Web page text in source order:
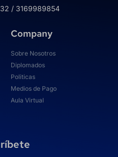
/ 3169989854
Company
Sobre Nosotros
Diplomados
Politicas
Medios de Pago
Aula Virtual